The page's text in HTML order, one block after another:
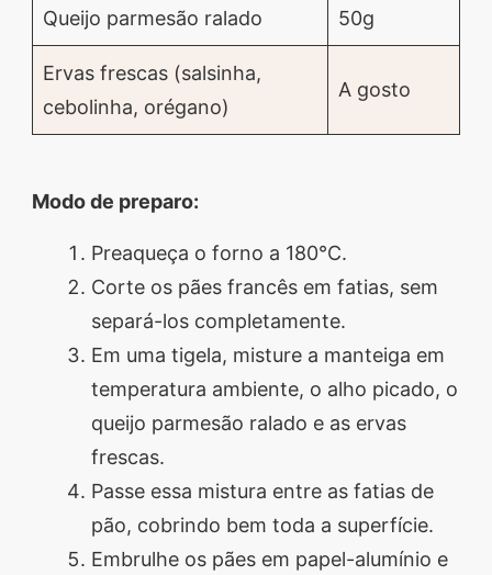
Queijo parmesão ralado 50g
Ervas frescas (salsinha,
cebolinha, orégano)
A gosto
Modo de preparo:
Preaqueça o forno a 180°C.
Corte os pães francês em fatias, sem
separá-los completamente.
Em uma tigela, misture a manteiga em
temperatura ambiente, o alho picado, o
queijo parmesão ralado e as ervas
frescas.
Passe essa mistura entre as fatias de
pão, cobrindo bem toda a superfície.
Embrulhe os pães em papel-alumínio e